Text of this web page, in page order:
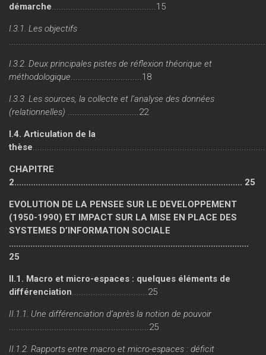
démarche ............................................15
I.3.1. Les objectifs
I.3.2. Deux principales pistes de réflexion théorique et
méthodologique ..............................18
I.3.3. Les sources, la collecte et l’analyse des données
(relationnelles)
..............................22
I.4. Articulation de la
thèse
CHAPITRE
2................................................................................................ 25
EVOLUTION DE LA PENSEE SUR LE DEVELOPPEMENT
(1950-1990) ET IMPACT SUR LA MISE EN PLACE DES
SYSTEMES D’INFORMATION SOCIALE
.....................................................................................................
25
II.1. Macro et micro-espaces : quelques éléments de
différenciation ................................25
II.1.1. Une différenciation d’après la notion de pouvoir
...........................................................25
II.1.2. Rapports entre macro et micro-espaces : déficit